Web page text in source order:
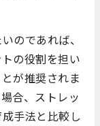
のであれば、
の役割を担い
が推奨されま
合、ストレッ
手法と比較し